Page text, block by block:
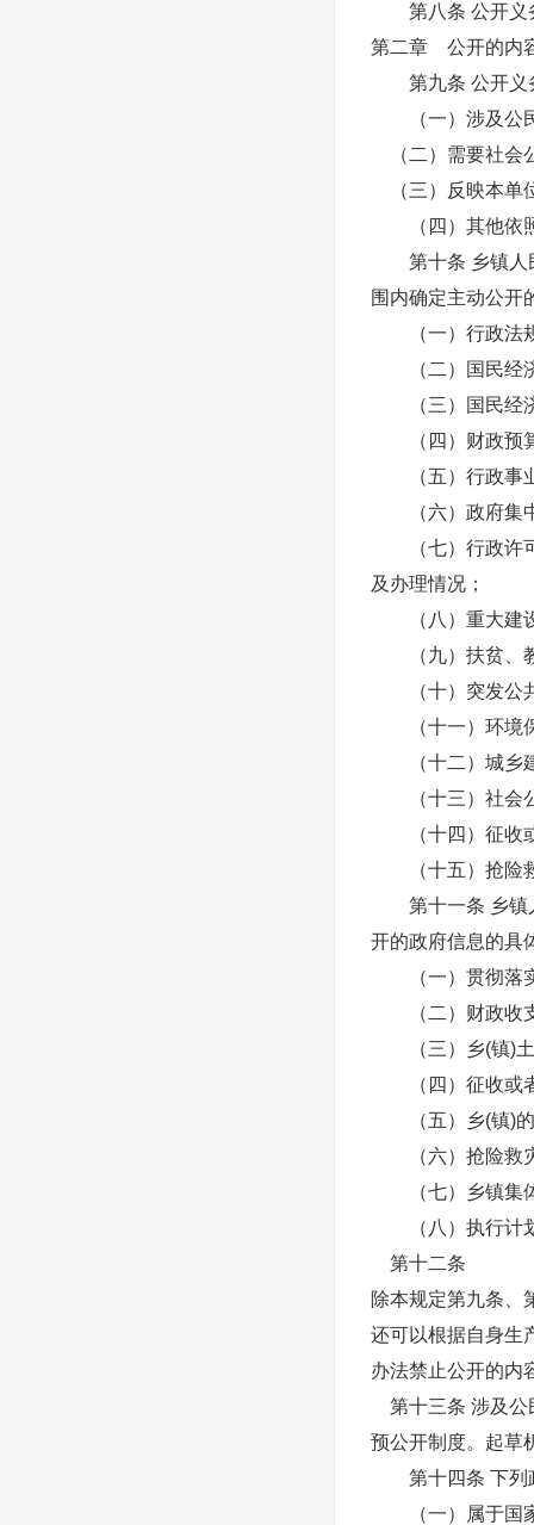
第八条 公开义务
第二章 公开的内
第九条 公开义务
（一）涉及公民
（二）需要社会
（三）反映本单
（四）其他依照
第十条 乡镇人民
围内确定主动公开
（一）行政法
（二）国民经济
（三）国民经
（四）财政预
（五）行政事
（六）政府集
（七）行政许可
及办理情况；
（八）重大建
（九）扶贫、教
（十）突发公
（十一）环境保
（十二）城乡
（十三）社会
（十四）征收或
（十五）抢险救
第十一条 乡镇人
开的政府信息的具
（一）贯彻落实
（二）财政收支
（三）乡(镇)土
（四）征收或者
（五）乡(镇)的
（六）抢险救灾
（七）乡镇集体
（八）执行计划
第十二条
除本规定第九条、
还可以根据自身生
办法禁止公开的内
第十三条 涉及公
预公开制度。起草
第十四条 下列
（一）属于国